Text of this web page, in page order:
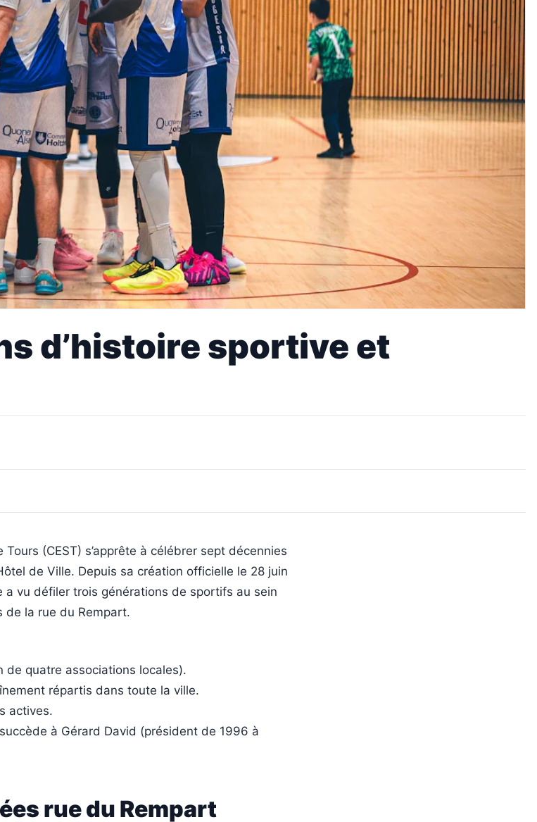
d’histoire sportive et
(CEST) s’apprête à célébrer sept décennies
de Ville. Depuis sa création officielle le 28 juin
vu défiler trois générations de sportifs au sein
de la rue du Rempart.
de quatre associations locales).
répartis dans toute la ville.
actives.
à Gérard David (président de 1996 à
rue du Rempart